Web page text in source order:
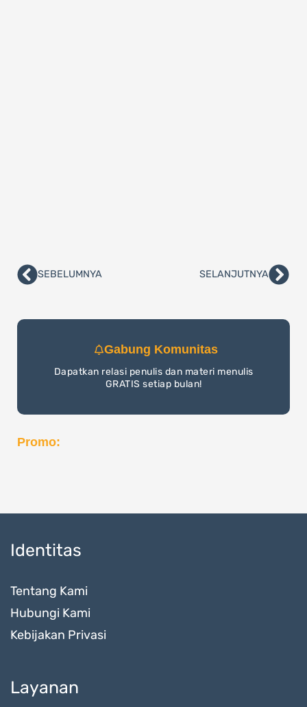
PrevSEBELUMNYA SELANJUTNYA
Gabung Komunitas
Dapatkan relasi penulis dan materi menulis
GRATIS setiap bulan!
Promo:
Identitas
Tentang Kami
Hubungi Kami
Kebijakan Privasi
Layanan